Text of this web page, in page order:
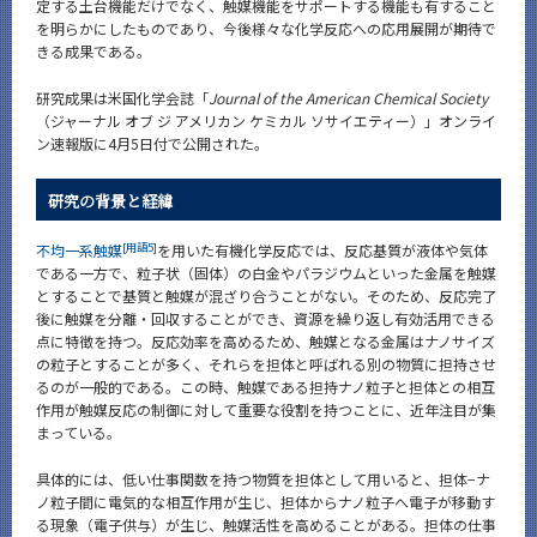
定する土台機能だけでなく、触媒機能をサポートする機能も有すること
を明らかにしたものであり、今後様々な化学反応への応用展開が期待で
きる成果である。
研究成果は米国化学会誌「Journal of the American Chemical Society
（ジャーナル オブ ジ アメリカン ケミカル ソサイエティー）」オンライ
ン速報版に4月5日付で公開された。
研究の背景と経緯
不均一系触媒[用語5]を用いた有機化学反応では、反応基質が液体や気体
である一方で、粒子状（固体）の白金やパラジウムといった金属を触媒
とすることで基質と触媒が混ざり合うことがない。そのため、反応完了
後に触媒を分離・回収することができ、資源を繰り返し有効活用できる
点に特徴を持つ。反応効率を高めるため、触媒となる金属はナノサイズ
の粒子とすることが多く、それらを担体と呼ばれる別の物質に担持させ
るのが一般的である。この時、触媒である担持ナノ粒子と担体との相互
作用が触媒反応の制御に対して重要な役割を持つことに、近年注目が集
まっている。
具体的には、低い仕事関数を持つ物質を担体として用いると、担体−ナ
ノ粒子間に電気的な相互作用が生じ、担体からナノ粒子へ電子が移動す
る現象（電子供与）が生じ、触媒活性を高めることがある。担体の仕事